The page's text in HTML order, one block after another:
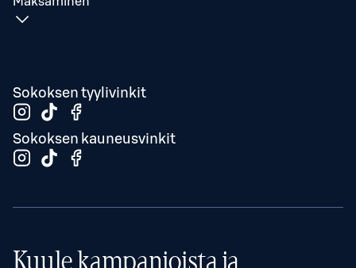
Sokoksen tyylivinkit
Sokoksen kauneusvinkit
Kuule kampanjoista ja